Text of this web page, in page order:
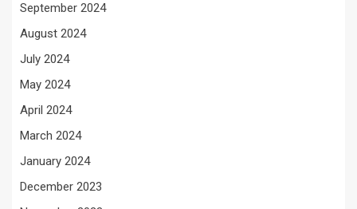
September 2024
August 2024
July 2024
May 2024
April 2024
March 2024
January 2024
December 2023